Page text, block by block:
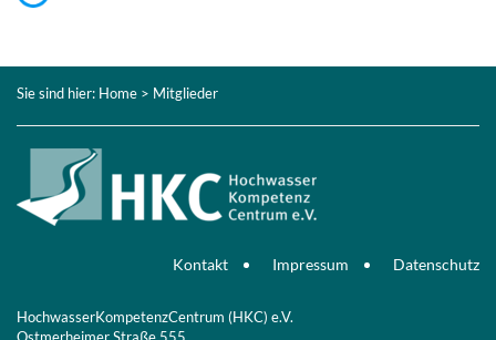
Sie sind hier: Home > Mitglieder
Kontakt Impressum Datenschutz
HochwasserKompetenzCentrum (HKC) e.V.